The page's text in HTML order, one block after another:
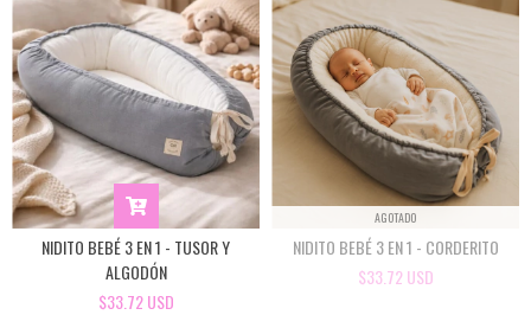
NIDITO BEBÉ 3 EN 1 - TUSOR Y
ALGODÓN
$33.72 USD
AGOTADO
NIDITO BEBÉ 3 EN 1 - CORDERITO
$33.72 USD